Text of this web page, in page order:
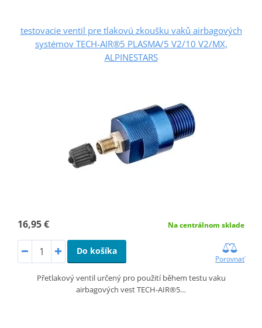
testovacie ventil pre tlakovú zkoušku vaků airbagových
systémov TECH-AIR®5 PLASMA/5 V2/10 V2/MX,
ALPINESTARS
16,95 € Na centrálnom sklade
Do košíka
Porovnať
Přetlakový ventil určený pro použití během testu vaku
airbagových vest TECH-AIR®5…